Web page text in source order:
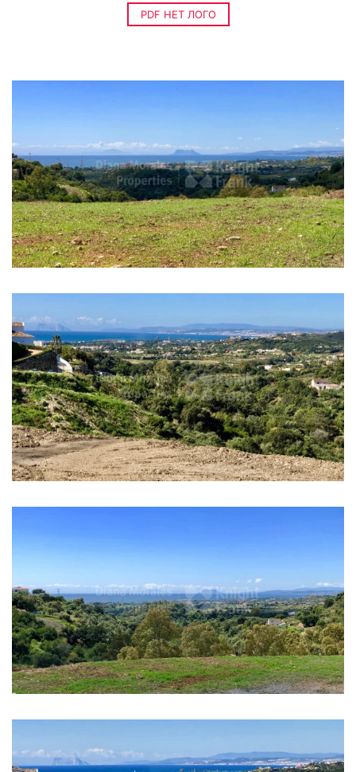
PDF НЕТ ЛОГО